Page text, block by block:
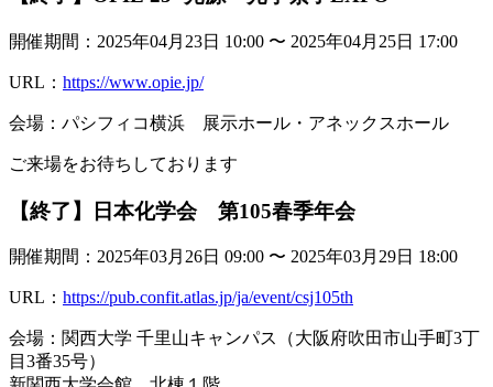
開催期間：2025年04月23日 10:00 〜 2025年04月25日 17:00
URL： https://www.opie.jp/
会場：パシフィコ横浜 展示ホール・アネックスホール
ご来場をお待ちしております
【終了】日本化学会 第105春季年会
開催期間：2025年03月26日 09:00 〜 2025年03月29日 18:00
URL： https://pub.confit.atlas.jp/ja/event/csj105th
会場：関西大学 千里山キャンパス（大阪府吹田市山手町3丁
目3番35号）